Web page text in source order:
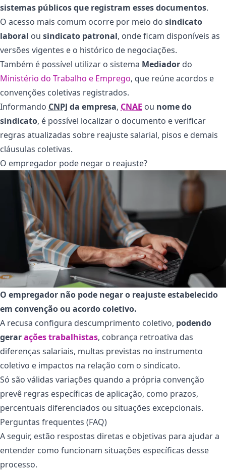
sistemas públicos que registram esses documentos.
O acesso mais comum ocorre por meio do sindicato
laboral ou sindicato patronal, onde ficam disponíveis as
versões vigentes e o histórico de negociações.
Também é possível utilizar o sistema Mediador do
Ministério do Trabalho e Emprego, que reúne acordos e
convenções coletivas registrados.
Informando CNPJ da empresa, CNAE ou nome do
sindicato, é possível localizar o documento e verificar
regras atualizadas sobre reajuste salarial, pisos e demais
cláusulas coletivas.
O empregador pode negar o reajuste?
O empregador não pode negar o reajuste estabelecido
em convenção ou acordo coletivo.
A recusa configura descumprimento coletivo, podendo
gerarações trabalhistas, cobrança retroativa das
diferenças salariais, multas previstas no instrumento
coletivo e impactos na relação com o sindicato.
Só são válidas variações quando a própria convenção
prevê regras específicas de aplicação, como prazos,
percentuais diferenciados ou situações excepcionais.
Perguntas frequentes (FAQ)
A seguir, estão respostas diretas e objetivas para ajudar a
entender como funcionam situações específicas desse
processo.